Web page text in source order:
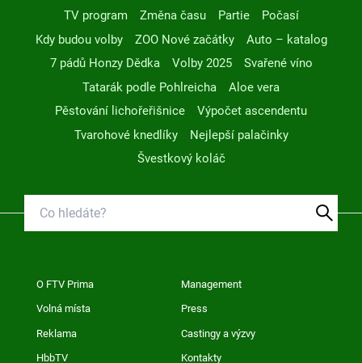
TV program
Změna času Partie
Počasí
Kdy budou volby
ZOO Nové začátky
Auto – katalog
7 pádů Honzy Dědka
Volby 2025
Svařené víno
Tatarák podle Pohlreicha
Aloe vera
Pěstování lichořeřišnice
Výpočet ascendentu
Tvarohové knedlíky
Nejlepší palačinky
Švestkový koláč
O FTV Prima Management
Volná místa Press
Reklama Castingy a výzvy
HbbTV Kontakty